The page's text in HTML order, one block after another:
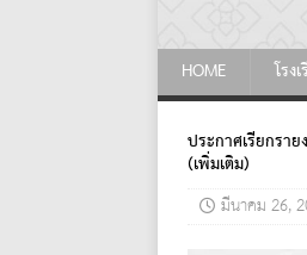
HOME โรง
ประกาศเรียกรา
(เพิ่มเติม)
มีนาคม 26,